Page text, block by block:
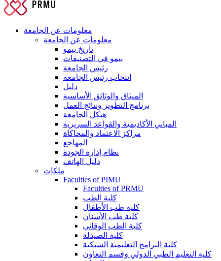
معلومات عن الجامعة
معلومات عن الجامعة
تاريخ بيمو
بيمو في التصنيفات
رئيس الجامعة
انتخاب رئيس الجامعة
دليل
الميثاق والوثائق الأساسية
برنامج التطوير ونتائج العمل
هيكل الجامعة
المباني الأكاديمية والقواعد السريرية
مراكز الاعتماد والمحاكاة
المهاجع
نظام إدارة الجودة
دليل الهاتف
ملكات
Faculties of PIMU
Faculties of PRMU
كلية الطب
كلية طب الأطفال
كلية طب الأسنان
كلية الطب الوقائي
كلية الصيدلة
كلية البرامج التعليمية الشبكية
كلية التعليم الطبي الدولي وقسم التعاون